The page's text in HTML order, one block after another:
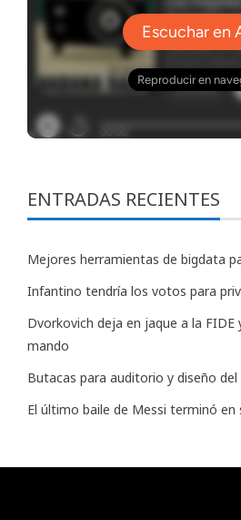
ENTRADAS RECIENTES
Mejores herramientas de bigdata
Infantino tendría los votos para
Dvorkovich deja en jaque a la FIDE
mando
Butacas para auditorio y diseño del
El último baile de Messi terminó en